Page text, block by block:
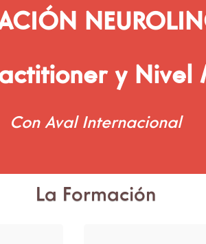
y Nivel
Con Aval Internacional
La Formación